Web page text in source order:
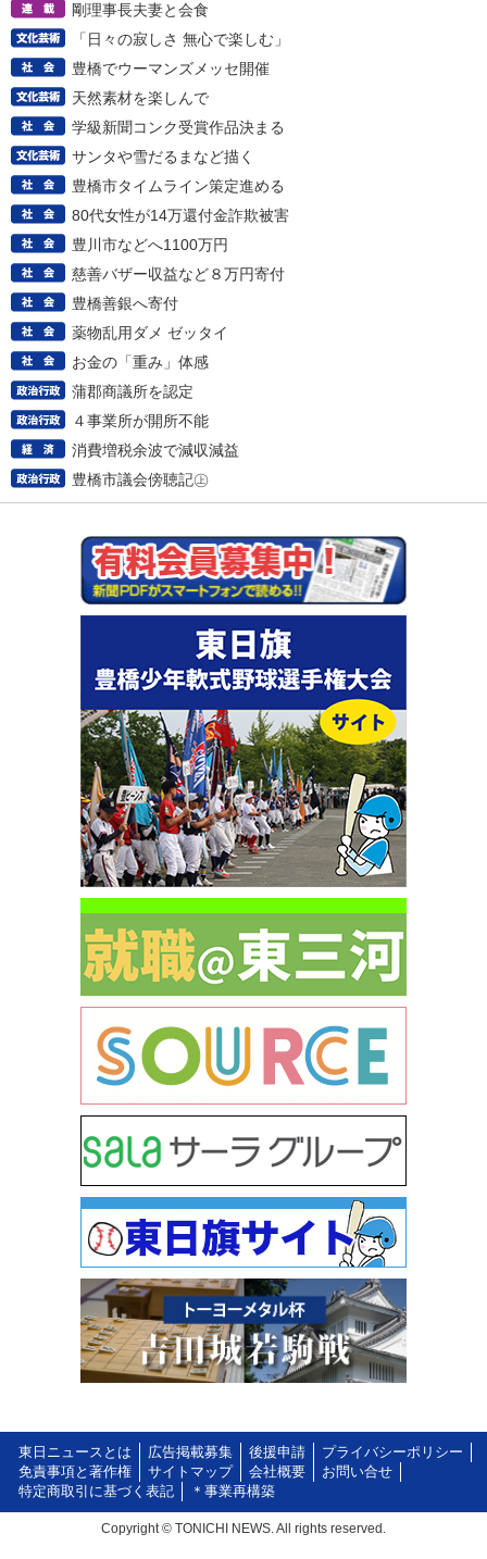
剛理事長夫妻と会食
「日々の寂しさ 無心で楽しむ」
豊橋でウーマンズメッセ開催
天然素材を楽しんで
学級新聞コンク受賞作品決まる
サンタや雪だるまなど描く
豊橋市タイムライン策定進める
80代女性が14万還付金詐欺被害
豊川市などへ1100万円
慈善バザー収益など８万円寄付
豊橋善銀へ寄付
薬物乱用ダメ ゼッタイ
お金の「重み」体感
蒲郡商議所を認定
４事業所が開所不能
消費増税余波で減収減益
豊橋市議会傍聴記㊤
東日ニュースとは 広告掲載募集 後援申請
プライバシーポリシー
免責事項と著作権
サイトマップ 会社概要
お問い合せ
特定商取引に基づく表記
＊事業再構築
Copyright © TONICHI NEWS. All rights reserved.